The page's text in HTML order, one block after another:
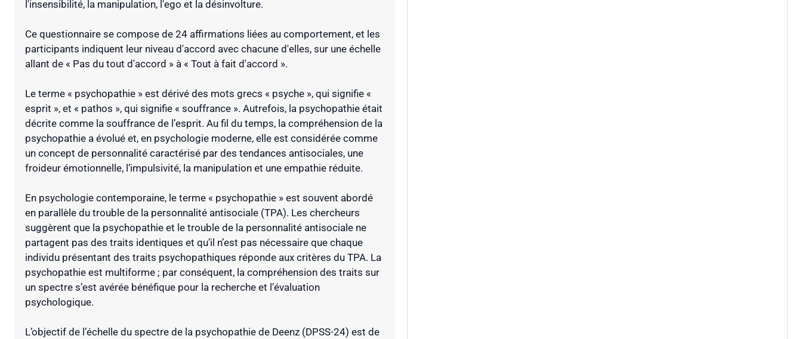
l'insensibilité, la manipulation, l'ego et la désinvolture.
Ce questionnaire se compose de 24 affirmations liées au comportement, et les
participants indiquent leur niveau d'accord avec chacune d'elles, sur une échelle
allant de « Pas du tout d'accord » à « Tout à fait d'accord ».
Le terme « psychopathie » est dérivé des mots grecs « psyche », qui signifie «
esprit », et « pathos », qui signifie « souffrance ». Autrefois, la psychopathie était
décrite comme la souffrance de l’esprit. Au fil du temps, la compréhension de la
psychopathie a évolué et, en psychologie moderne, elle est considérée comme
un concept de personnalité caractérisé par des tendances antisociales, une
froideur émotionnelle, l’impulsivité, la manipulation et une empathie réduite.
En psychologie contemporaine, le terme « psychopathie » est souvent abordé
en parallèle du trouble de la personnalité antisociale (TPA). Les chercheurs
suggèrent que la psychopathie et le trouble de la personnalité antisociale ne
partagent pas des traits identiques et qu’il n’est pas nécessaire que chaque
individu présentant des traits psychopathiques réponde aux critères du TPA. La
psychopathie est multiforme ; par conséquent, la compréhension des traits sur
un spectre s’est avérée bénéfique pour la recherche et l’évaluation
psychologique.
L’objectif de l’échelle du spectre de la psychopathie de Deenz (DPSS-24) est de